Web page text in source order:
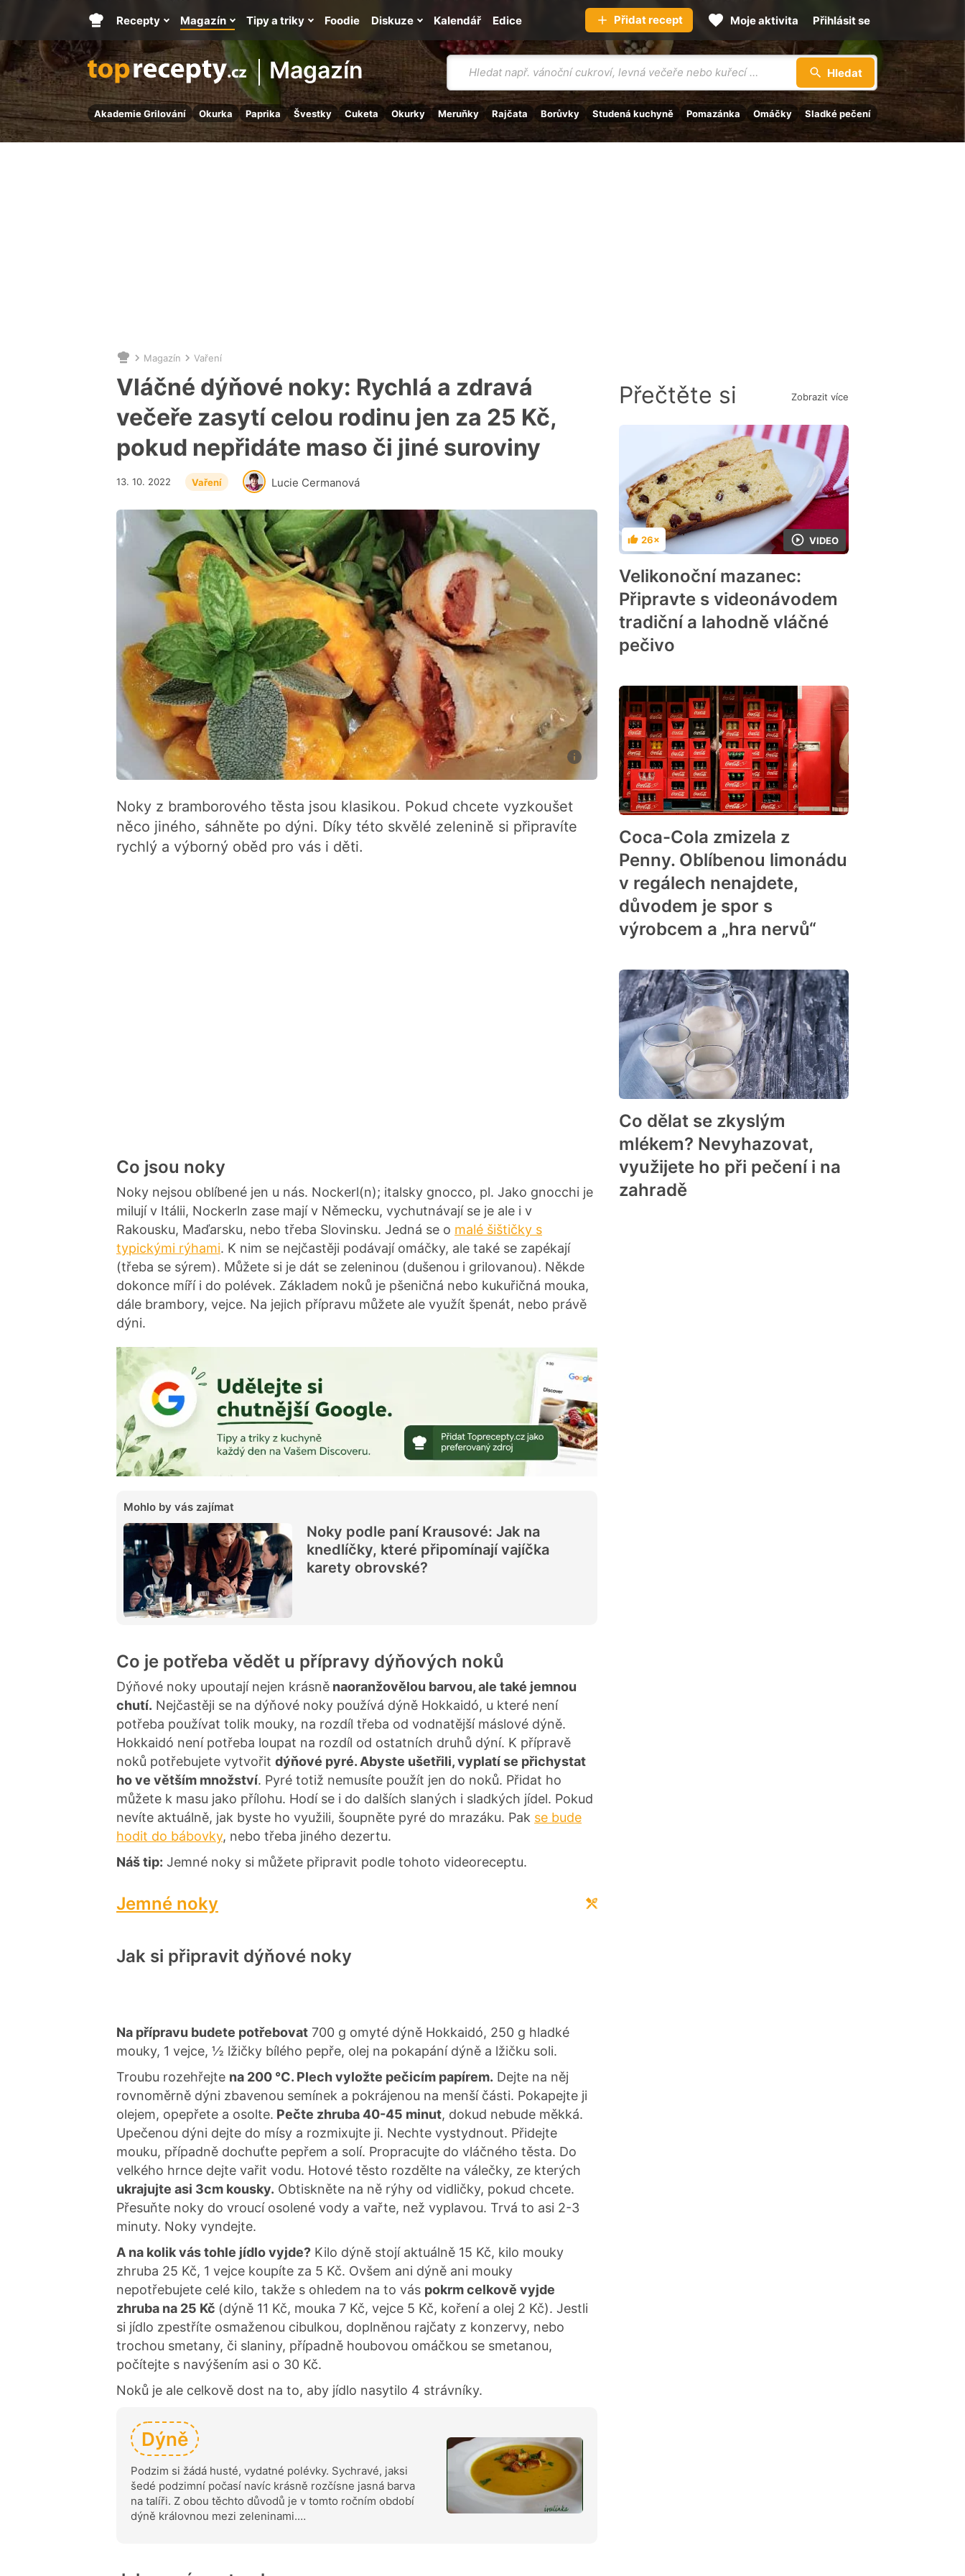
Magazín
Vyhledávání
Hledat
Akademie Grilování Okurka Paprika Švestky Cuketa Okurky Meruňky Rajčata Borůvky Studená kuchyně Pomazánka Omáčky Sladké pečení
Hlavní
stránka
Recepty Magazín Tipy a triky Kalendář
Foodie Diskuze Edice Přidat recept Moje aktivita Přihlásit se
Nacházíte
se
zde:
Magazín Vaření
Vláčné dýňové noky: Rychlá a zdravá
večeře zasytí celou rodinu jen za 25 Kč,
pokud nepřidáte maso či jiné suroviny
Lucie Cermanová
13. 10. 2022 Vaření
Noky z bramborového těsta jsou klasikou. Pokud chcete vyzkoušet
něco jiného, sáhněte po dýni. Díky této skvělé zelenině si připravíte
rychlý a výborný oběd pro vás i děti.
Co jsou noky
Noky nejsou oblíbené jen u nás. Nockerl(n); italsky gnocco, pl. Jako gnocchi je
milují v Itálii, Nockerln zase mají v Německu, vychutnávají se je ale i v
Rakousku, Maďarsku, nebo třeba Slovinsku. Jedná se o malé šištičky s
typickými rýhami. K nim se nejčastěji podávají omáčky, ale také se zapékají
(třeba se sýrem). Můžete si je dát se zeleninou (dušenou i grilovanou). Někde
dokonce míří i do polévek. Základem noků je pšeničná nebo kukuřičná mouka,
dále brambory, vejce. Na jejich přípravu můžete ale využít špenát, nebo právě
dýni.
Mohlo by vás zajímat
Noky podle paní Krausové: Jak na
knedlíčky, které připomínají vajíčka
karety obrovské?
Co je potřeba vědět u přípravy dýňových noků
Dýňové noky upoutají nejen krásně naoranžovělou barvou, ale také jemnou
chutí. Nejčastěji se na dýňové noky používá dýně Hokkaidó, u které není
potřeba používat tolik mouky, na rozdíl třeba od vodnatější máslové dýně.
Hokkaidó není potřeba loupat na rozdíl od ostatních druhů dýní. K přípravě
noků potřebujete vytvořit dýňové pyré. Abyste ušetřili, vyplatí se přichystat
ho ve větším množství. Pyré totiž nemusíte použít jen do noků. Přidat ho
můžete k masu jako přílohu. Hodí se i do dalších slaných i sladkých jídel. Pokud
nevíte aktuálně, jak byste ho využili, šoupněte pyré do mrazáku. Pak se bude
hodit do bábovky, nebo třeba jiného dezertu.
Náš tip: Jemné noky si můžete připravit podle tohoto videoreceptu.
Jemné noky
Jak si připravit dýňové noky
Na přípravu budete potřebovat 700 g omyté dýně Hokkaidó, 250 g hladké
mouky, 1 vejce, ½ lžičky bílého pepře, olej na pokapání dýně a lžičku soli.
Troubu rozehřejte na 200 °C. Plech vyložte pečicím papírem. Dejte na něj
rovnoměrně dýni zbavenou semínek a pokrájenou na menší části. Pokapejte ji
olejem, opepřete a osolte. Pečte zhruba 40-45 minut, dokud nebude měkká.
Upečenou dýni dejte do mísy a rozmixujte ji. Nechte vystydnout. Přidejte
mouku, případně dochuťte pepřem a solí. Propracujte do vláčného těsta. Do
velkého hrnce dejte vařit vodu. Hotové těsto rozdělte na válečky, ze kterých
ukrajujte asi 3cm kousky. Obtiskněte na ně rýhy od vidličky, pokud chcete.
Přesuňte noky do vroucí osolené vody a vařte, než vyplavou. Trvá to asi 2-3
minuty. Noky vyndejte.
A na kolik vás tohle jídlo vyjde? Kilo dýně stojí aktuálně 15 Kč, kilo mouky
zhruba 25 Kč, 1 vejce koupíte za 5 Kč. Ovšem ani dýně ani mouky
nepotřebujete celé kilo, takže s ohledem na to vás pokrm celkově vyjde
zhruba na 25 Kč (dýně 11 Kč, mouka 7 Kč, vejce 5 Kč, koření a olej 2 Kč). Jestli
si jídlo zpestříte osmaženou cibulkou, doplněnou rajčaty z konzervy, nebo
trochou smetany, či slaniny, případně houbovou omáčkou se smetanou,
počítejte s navýšením asi o 30 Kč.
Noků je ale celkově dost na to, aby jídlo nasytilo 4 strávníky.
Dýně
Podzim si žádá husté, vydatné polévky. Sychravé, jaksi
šedé podzimní počasí navíc krásně rozčísne jasná barva
na talíři. Z obou těchto důvodů je v tomto ročním období
dýně královnou mezi zeleninami.…
Přečtěte si Zobrazit více
VIDEO
Hodnocení
26×
Velikonoční mazanec:
Připravte s videonávodem
tradiční a lahodně vláčné
pečivo
Coca-Cola zmizela z
Penny. Oblíbenou limonádu
v regálech nenajdete,
důvodem je spor s
výrobcem a „hra nervů“
Co dělat se zkyslým
mlékem? Nevyhazovat,
využijete ho při pečení i na
zahradě